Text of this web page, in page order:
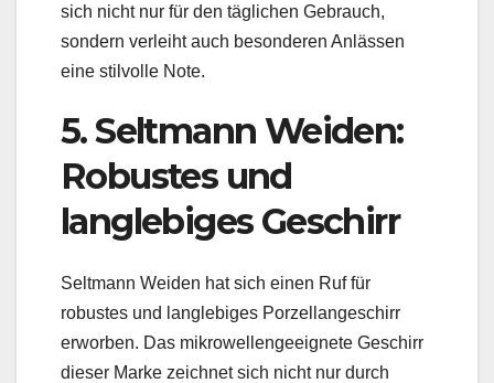
sich nicht nur für den täglichen Gebrauch,
sondern verleiht auch besonderen Anlässen
eine stilvolle Note.
5. Seltmann Weiden:
Robustes und
langlebiges Geschirr
Seltmann Weiden hat sich einen Ruf für
robustes und langlebiges Porzellangeschirr
erworben. Das mikrowellengeeignete Geschirr
dieser Marke zeichnet sich nicht nur durch